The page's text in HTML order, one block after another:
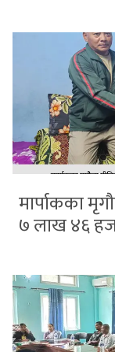
मार्पाकका
७ लाख ४६